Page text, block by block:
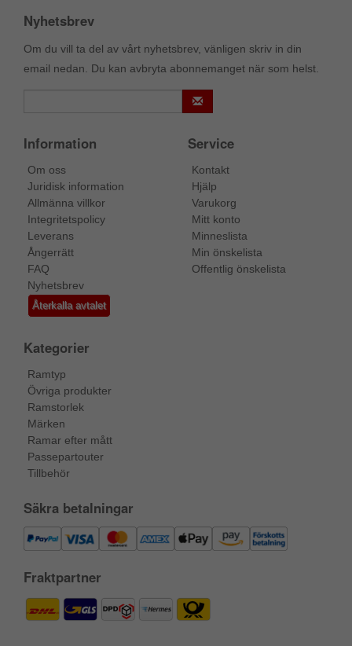
Nyhetsbrev
Om du vill ta del av vårt nyhetsbrev, vänligen skriv in din
email nedan. Du kan avbryta abonnemanget när som helst.
Information
Om oss
Juridisk information
Allmänna villkor
Integritetspolicy
Leverans
Ångerrätt
FAQ
Nyhetsbrev
Återkalla avtalet
Service
Kontakt
Hjälp
Varukorg
Mitt konto
Minneslista
Min önskelista
Offentlig önskelista
Kategorier
Ramtyp
Övriga produkter
Ramstorlek
Märken
Ramar efter mått
Passepartouter
Tillbehör
Säkra betalningar
Fraktpartner